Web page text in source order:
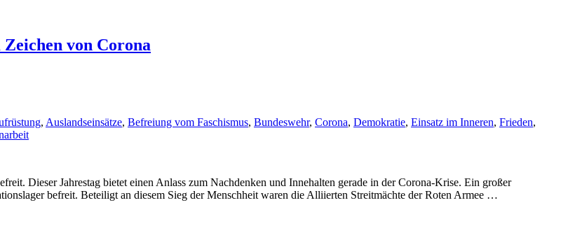
von Corona
, Auslandseinsätze, Befreiung vom Faschismus, Bundeswehr, Corona, Demokratie, Einsatz im Inneren, Frieden,
Dieser Jahrestag bietet einen Anlass zum Nachdenken und Innehalten gerade in der Corona-Krise. Ein großer
befreit. Beteiligt an diesem Sieg der Menschheit waren die Alliierten Streitmächte der Roten Armee …